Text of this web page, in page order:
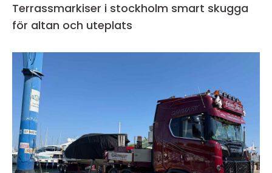
Terrassmarkiser i stockholm smart skugga
för altan och uteplats